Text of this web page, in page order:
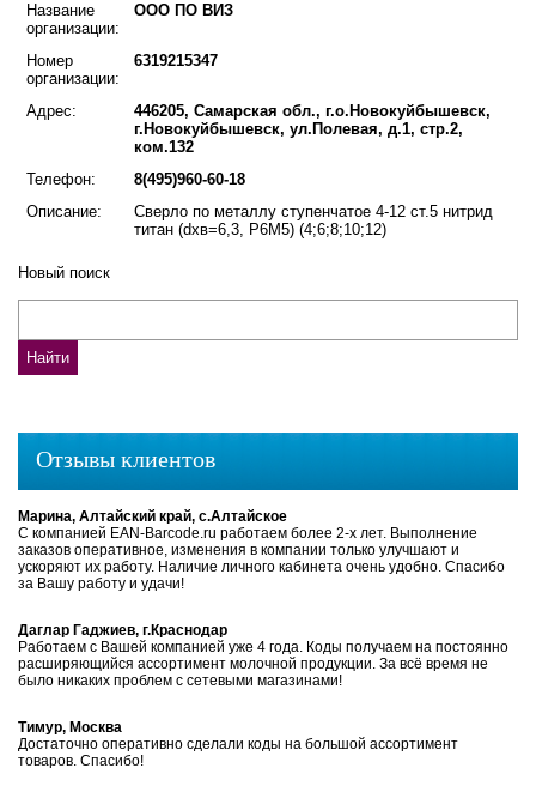
Название
организации:
ООО ПО ВИЗ
Номер
организации:
6319215347
Адрес:
446205, Самарская обл., г.о.Новокуйбышевск,
г.Новокуйбышевск, ул.Полевая, д.1, стр.2,
ком.132
Телефон:
8(495)960-60-18
Описание:
Сверло по металлу ступенчатое 4-12 ст.5 нитрид
титан (dхв=6,3, Р6М5) (4;6;8;10;12)
Новый поиск
Отзывы клиентов
Марина, Алтайский край, с.Алтайское
С компанией EAN-Barcode.ru работаем более 2-х лет. Выполнение
заказов оперативное, изменения в компании только улучшают и
ускоряют их работу. Наличие личного кабинета очень удобно. Спасибо
за Вашу работу и удачи!
Даглар Гаджиев, г.Краснодар
Работаем с Вашей компанией уже 4 года. Коды получаем на постоянно
расширяющийся ассортимент молочной продукции. За всё время не
было никаких проблем с сетевыми магазинами!
Тимур, Москва
Достаточно оперативно сделали коды на большой ассортимент
товаров. Спасибо!